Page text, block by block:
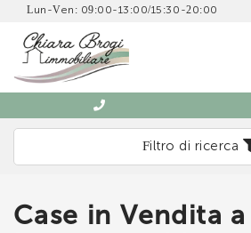
Lun-Ven: 09:00-13:00/15:30-20:00
Filtro di ricerca
Case in Vendita a
SCRIVICI SENZA IMPEGNO
Immobiliare Chiara Brogi